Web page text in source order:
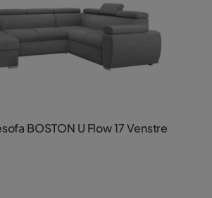
BOSTON U Flow 17 Venstre